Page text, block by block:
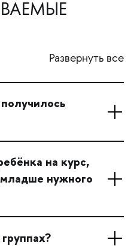
Развернуть все
на курс,
нужного